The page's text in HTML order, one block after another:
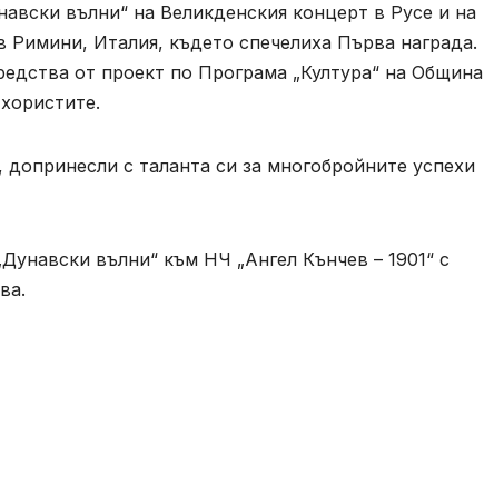
вълни“ на Великденския концерт в Русе и на
Италия, където спечелиха Първа награда.
от проект по Програма „Култура“ на Община
с таланта си за многобройните успехи
вълни“ към НЧ „Ангел Кънчев – 1901“ с